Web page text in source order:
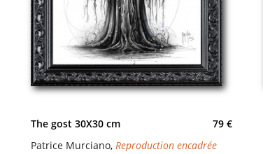
The gost 30X30 cm
79 €
Patrice Murciano, Reproduction encadrée